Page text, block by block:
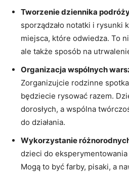
Tworzenie dziennika
sporządzało notatki i rysunki
miejsca, które odwiedza. To
ale także sposób na
Organizacja wspólnych⁤
‌Zorganizujcie rodzinne
będziecie rysować razem.
dorosłych, a wspólna
do ‌działania.
Wykorzystanie⁤
dzieci do ‍eksperymentowania
Mogą to być farby, pisaki, a